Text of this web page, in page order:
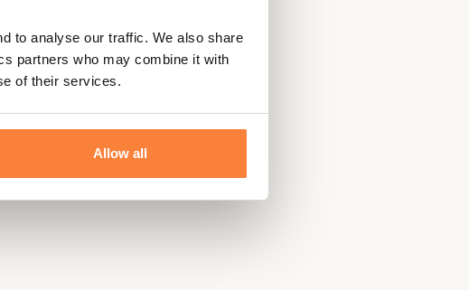
to analyse our traffic. We also share
partners who may combine it with
of their services.
Allow all